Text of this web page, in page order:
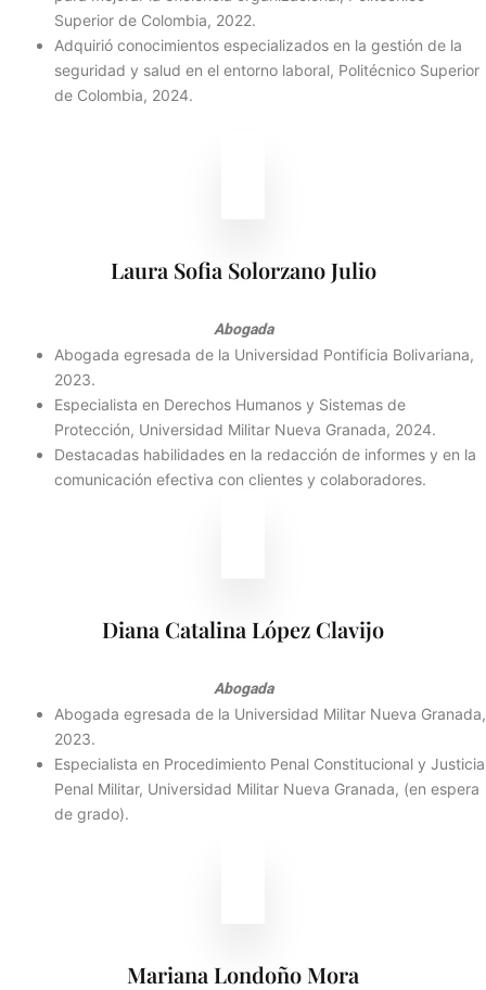
Superior de Colombia, 2022.
Adquirió conocimientos especializados en la gestión de la
seguridad y salud en el entorno laboral, Politécnico Superior
de Colombia, 2024.
Laura Sofia Solorzano Julio
Abogada
Abogada egresada de la Universidad Pontificia Bolivariana,
2023.
Especialista en Derechos Humanos y Sistemas de
Protección, Universidad Militar Nueva Granada, 2024.
Destacadas habilidades en la redacción de informes y en la
comunicación efectiva con clientes y colaboradores.
Diana Catalina López Clavijo
Abogada
Abogada egresada de la Universidad Militar Nueva Granada,
2023.
Especialista en Procedimiento Penal Constitucional y Justicia
Penal Militar, Universidad Militar Nueva Granada, (en espera
de grado).
Mariana Londoño Mora